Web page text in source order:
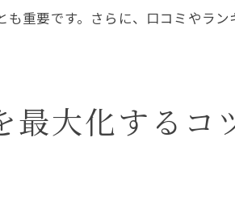
られる実際の効果を検証
リアルな声をまとめて紹介
重要です。さらに、口コミやラ
最大化するコ